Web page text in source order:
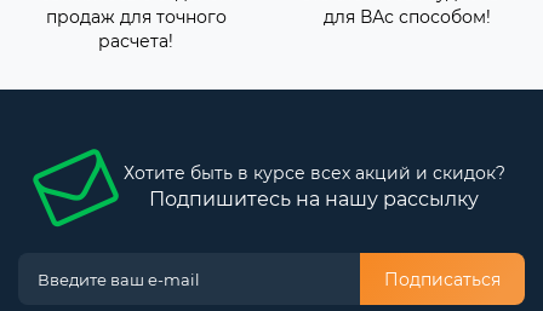
продаж для точного
расчета!
для ВАс способом!
Хотите быть в курсе всех акций и скидок?
Подпишитесь на нашу рассылку
Подписаться